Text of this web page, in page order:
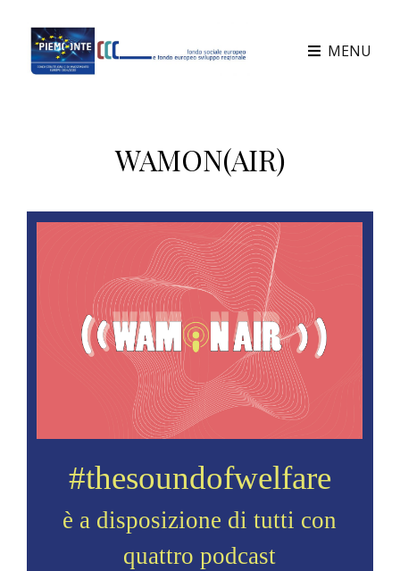
MENU
WAMON(AIR)
#thesoundofwelfare
è a disposizione di tutti con
quattro podcast